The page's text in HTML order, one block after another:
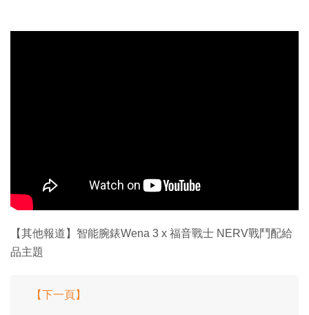
【其他報道】智能腕錶Wena 3 x 福音戰士 NERV戰鬥配給
品主題
【下一頁】